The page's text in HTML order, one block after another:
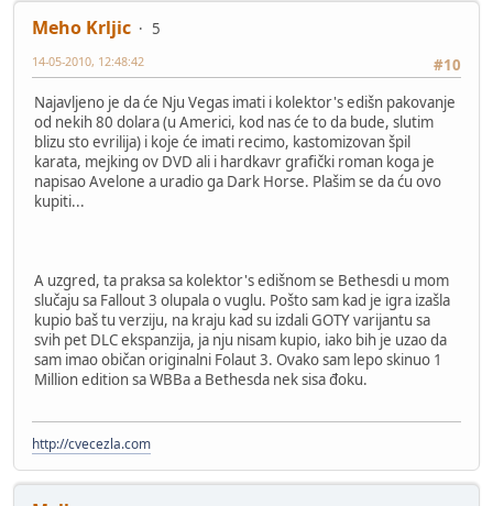
Meho Krljic
5
#10
14-05-2010, 12:48:42
Najavljeno je da će Nju Vegas imati i kolektor's edišn pakovanje
od nekih 80 dolara (u Americi, kod nas će to da bude, slutim
blizu sto evrilija) i koje će imati recimo, kastomizovan špil
karata, mejking ov DVD ali i hardkavr grafički roman koga je
napisao Avelone a uradio ga Dark Horse. Plašim se da ću ovo
kupiti...
A uzgred, ta praksa sa kolektor's edišnom se Bethesdi u mom
slučaju sa Fallout 3 olupala o vuglu. Pošto sam kad je igra izašla
kupio baš tu verziju, na kraju kad su izdali GOTY varijantu sa
svih pet DLC ekspanzija, ja nju nisam kupio, iako bih je uzao da
sam imao običan originalni Folaut 3. Ovako sam lepo skinuo 1
Million edition sa WBBa a Bethesda nek sisa đoku.
http://cvecezla.com